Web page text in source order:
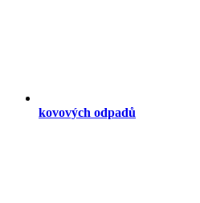
kovových odpadů